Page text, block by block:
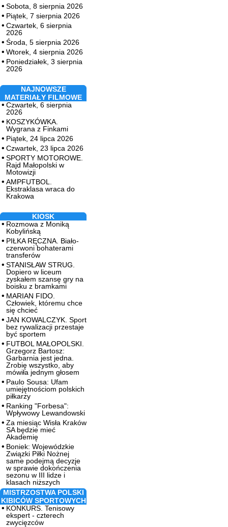
Sobota, 8 sierpnia 2026
Piątek, 7 sierpnia 2026
Czwartek, 6 sierpnia
2026
Środa, 5 sierpnia 2026
Wtorek, 4 sierpnia 2026
Poniedziałek, 3 sierpnia
2026
NAJNOWSZE
MATERIAŁY FILMOWE
Czwartek, 6 sierpnia
2026
KOSZYKÓWKA.
Wygrana z Finkami
Piątek, 24 lipca 2026
Czwartek, 23 lipca 2026
SPORTY MOTOROWE.
Rajd Małopolski w
Motowizji
AMPFUTBOL.
Ekstraklasa wraca do
Krakowa
KIOSK
Rozmowa z Moniką
Kobylińską
PIŁKA RĘCZNA. Biało-
czerwoni bohaterami
transferów
STANISŁAW STRUG.
Dopiero w liceum
zyskałem szansę gry na
boisku z bramkami
MARIAN FIDO.
Człowiek, któremu chce
się chcieć
JAN KOWALCZYK. Sport
bez rywalizacji przestaje
być sportem
FUTBOL MAŁOPOLSKI.
Grzegorz Bartosz:
Garbarnia jest jedna.
Zrobię wszystko, aby
mówiła jednym głosem
Paulo Sousa: Ufam
umiejętnościom polskich
piłkarzy
Ranking "Forbesa":
Wpływowy Lewandowski
Za miesiąc Wisła Kraków
SA będzie mieć
Akademię
Boniek: Wojewódzkie
Związki Piłki Nożnej
same podejmą decyzje
w sprawie dokończenia
sezonu w III lidze i
klasach niższych
MISTRZOSTWA POLSKI
KIBICÓW SPORTOWYCH
KONKURS. Tenisowy
ekspert - czterech
zwycięzców